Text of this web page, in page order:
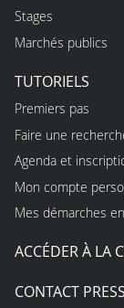
Stages
Marchés publics
TUTORIELS
Premiers pas
Faire une
Agenda et
Mon compte
Mes démarches
ACCÉDER À LA
CONTACT